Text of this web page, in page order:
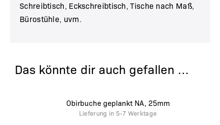
Schreibtisch, Eckschreibtisch,Tische nach Maß,
Bürostühle, uvm.
Das könnte dir auch gefallen …
Obirbuche geplankt NA, 25mm
Lieferung in 5-7 Werktage